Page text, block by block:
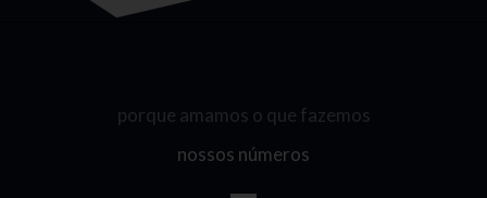
porque amamos o que fazemos
nossos números